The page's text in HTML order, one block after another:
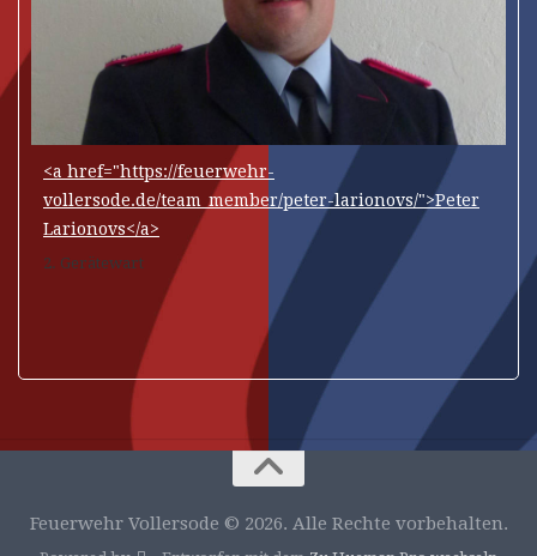
<a href="https://feuerwehr-
vollersode.de/team_member/peter-larionovs/">Peter
Larionovs</a>
2. Gerätewart
Feuerwehr Vollersode © 2026. Alle Rechte vorbehalten.